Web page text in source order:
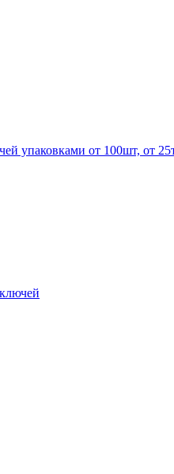
упаковками от 100шт, от